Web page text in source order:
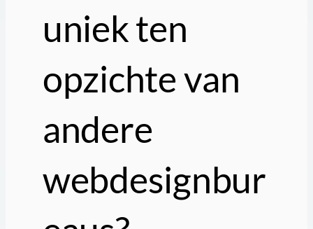
uniek ten
opzichte van
andere
webdesignbur